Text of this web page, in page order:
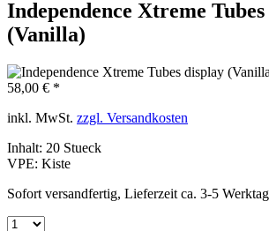
Independence Xtreme
(Vanilla)
58,00 € *
inkl. MwSt. zzgl. Versandkosten
Inhalt: 20 Stueck
VPE: Kiste
Sofort versandfertig, Lieferzeit ca. 3-5